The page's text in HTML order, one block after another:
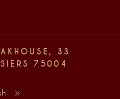
33
75004